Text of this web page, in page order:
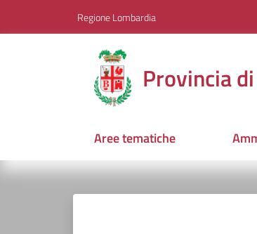
Regione Lombardia
Provincia
Aree tematiche